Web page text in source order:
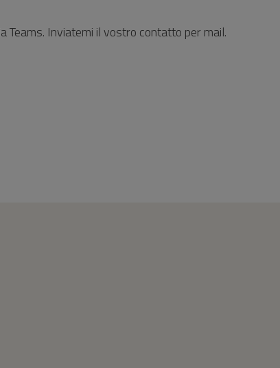
Teams. Inviatemi il vostro contatto per mail.